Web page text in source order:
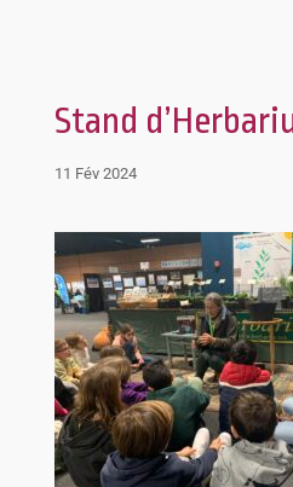
Stand
11 Fév 2024